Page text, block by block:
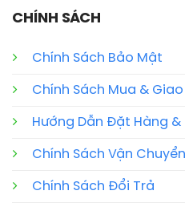
CHÍNH SÁCH
Chính Sách Bảo Mật
Chính Sách Mua &
Hướng Dẫn Đặt Hàng &
Chính Sách Vận Chuyển
Chính Sách Đổi Trả